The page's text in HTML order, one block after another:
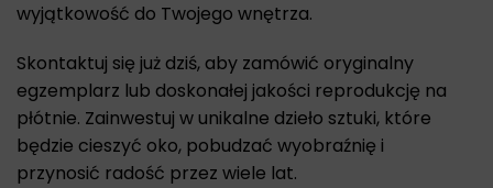
wyjątkowość do Twojego wnętrza.
Skontaktuj się już dziś, aby zamówić oryginalny
egzemplarz lub doskonałej jakości reprodukcję na
płótnie. Zainwestuj w unikalne dzieło sztuki, które
będzie cieszyć oko, pobudzać wyobraźnię i
przynosić radość przez wiele lat.